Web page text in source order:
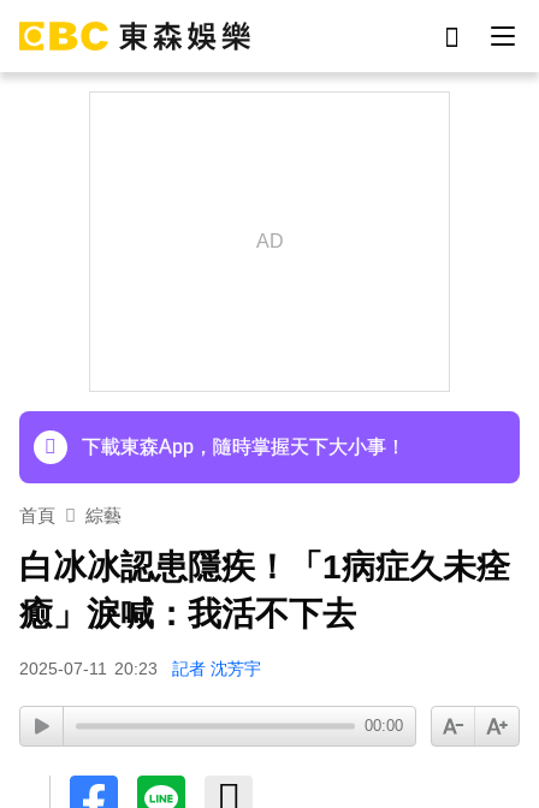
下載東森App，隨時掌握天下大小事！
首頁 綜藝
白冰冰認患隱疾！「1病症久未痊
癒」淚喊：我活不下去
2025-07-11 20:23 記者 沈芳宇
00:00